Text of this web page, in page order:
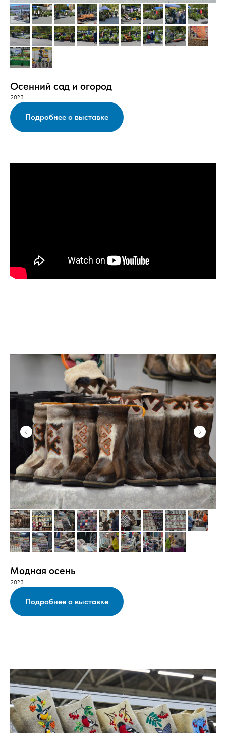
Осенний сад и огород
2023
Подробнее о выставке
Модная осень
2023
Подробнее о выставке